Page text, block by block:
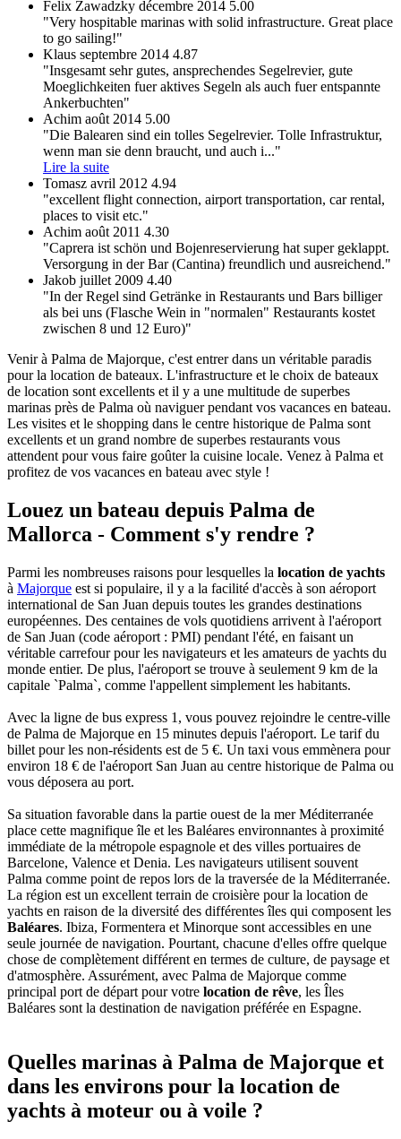
Felix Zawadzky décembre 2014 5.00
"Very hospitable marinas with solid infrastructure. Great place
to go sailing!"
Klaus septembre 2014 4.87
"Insgesamt sehr gutes, ansprechendes Segelrevier, gute
Moeglichkeiten fuer aktives Segeln als auch fuer entspannte
Ankerbuchten"
Achim août 2014 5.00
"Die Balearen sind ein tolles Segelrevier. Tolle Infrastruktur,
wenn man sie denn braucht, und auch i..."
Lire la suite
Tomasz avril 2012 4.94
"excellent flight connection, airport transportation, car rental,
places to visit etc."
Achim août 2011 4.30
"Caprera ist schön und Bojenreservierung hat super geklappt.
Versorgung in der Bar (Cantina) freundlich und ausreichend."
Jakob juillet 2009 4.40
"In der Regel sind Getränke in Restaurants und Bars billiger
als bei uns (Flasche Wein in "normalen" Restaurants kostet
zwischen 8 und 12 Euro)"
Venir à Palma de Majorque, c'est entrer dans un véritable paradis
pour la location de bateaux. L'infrastructure et le choix de bateaux
de location sont excellents et il y a une multitude de superbes
marinas près de Palma où naviguer pendant vos vacances en bateau.
Les visites et le shopping dans le centre historique de Palma sont
excellents et un grand nombre de superbes restaurants vous
attendent pour vous faire goûter la cuisine locale. Venez à Palma et
profitez de vos vacances en bateau avec style !
Louez un bateau depuis Palma de
Mallorca - Comment s'y rendre ?
Parmi les nombreuses raisons pour lesquelles la location de yachts
à Majorque est si populaire, il y a la facilité d'accès à son aéroport
international de San Juan depuis toutes les grandes destinations
européennes. Des centaines de vols quotidiens arrivent à l'aéroport
de San Juan (code aéroport : PMI) pendant l'été, en faisant un
véritable carrefour pour les navigateurs et les amateurs de yachts du
monde entier. De plus, l'aéroport se trouve à seulement 9 km de la
capitale `Palma`, comme l'appellent simplement les habitants.
Avec la ligne de bus express 1, vous pouvez rejoindre le centre-ville
de Palma de Majorque en 15 minutes depuis l'aéroport. Le tarif du
billet pour les non-résidents est de 5 €. Un taxi vous emmènera pour
environ 18 € de l'aéroport San Juan au centre historique de Palma ou
vous déposera au port.
Sa situation favorable dans la partie ouest de la mer Méditerranée
place cette magnifique île et les Baléares environnantes à proximité
immédiate de la métropole espagnole et des villes portuaires de
Barcelone, Valence et Denia. Les navigateurs utilisent souvent
Palma comme point de repos lors de la traversée de la Méditerranée.
La région est un excellent terrain de croisière pour la location de
yachts en raison de la diversité des différentes îles qui composent les
Baléares. Ibiza, Formentera et Minorque sont accessibles en une
seule journée de navigation. Pourtant, chacune d'elles offre quelque
chose de complètement différent en termes de culture, de paysage et
d'atmosphère. Assurément, avec Palma de Majorque comme
principal port de départ pour votre location de rêve, les Îles
Baléares sont la destination de navigation préférée en Espagne.
Quelles marinas à Palma de Majorque et
dans les environs pour la location de
yachts à moteur ou à voile ?